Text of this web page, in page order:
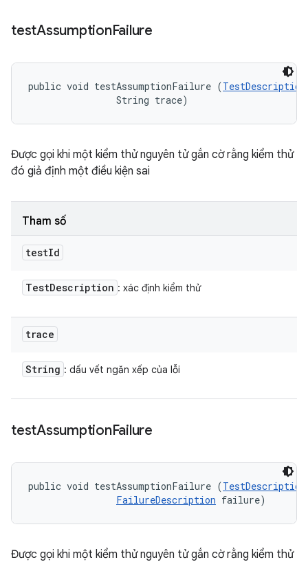
testAssumptionFailure
public void testAssumptionFailure (TestDescription
                String trace)
Được gọi khi một kiểm thử nguyên tử gắn cờ rằng kiểm thử
đó giả định một điều kiện sai
Tham số
testId
TestDescription : xác định kiểm thử
trace
String : dấu vết ngăn xếp của lỗi
testAssumptionFailure
public void testAssumptionFailure (TestDescription
FailureDescription failure)
Được gọi khi một kiểm thử nguyên tử gắn cờ rằng kiểm thử